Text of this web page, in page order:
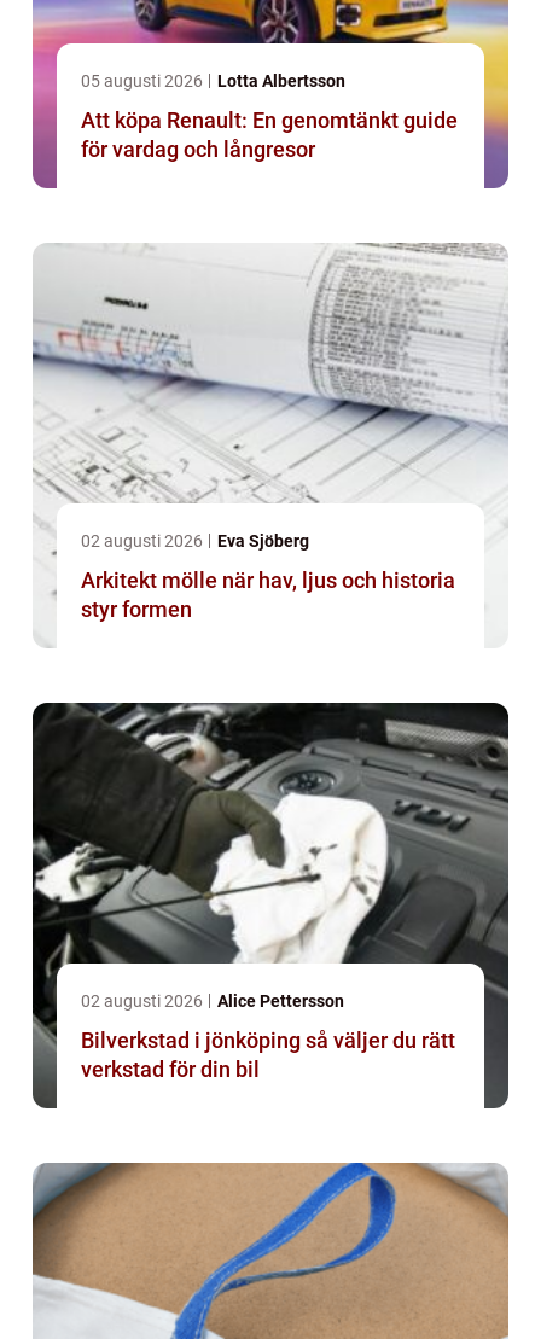
05 augusti 2026 Lotta Albertsson
Att köpa Renault: En genomtänkt guide
för vardag och långresor
02 augusti 2026 Eva Sjöberg
Arkitekt mölle när hav, ljus och historia
styr formen
02 augusti 2026 Alice Pettersson
Bilverkstad i jönköping så väljer du rätt
verkstad för din bil